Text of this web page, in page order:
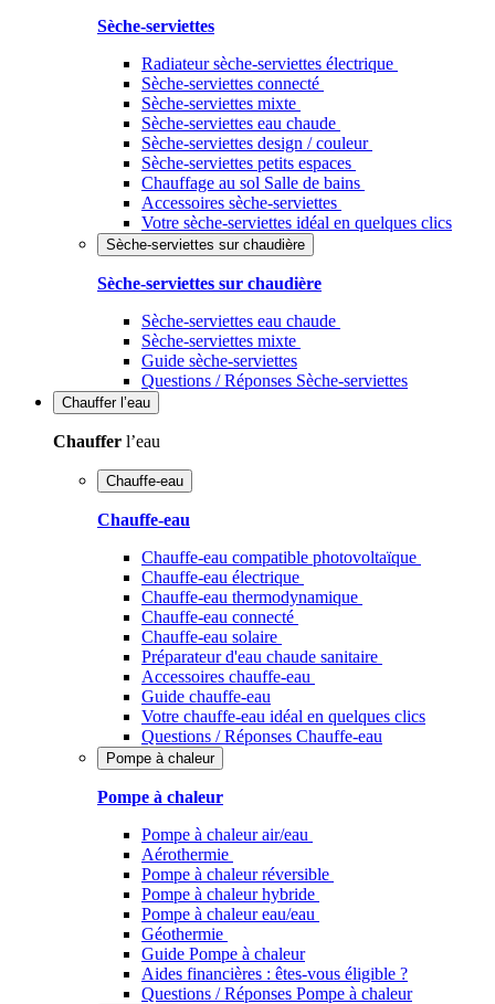
Sèche-serviettes
Radiateur sèche-serviettes électrique
Sèche-serviettes connecté
Sèche-serviettes mixte
Sèche-serviettes eau chaude
Sèche-serviettes design / couleur
Sèche-serviettes petits espaces
Chauffage au sol Salle de bains
Accessoires sèche-serviettes
Votre sèche-serviettes idéal en quelques clics
Sèche-serviettes sur chaudière
Sèche-serviettes sur chaudière
Sèche-serviettes eau chaude
Sèche-serviettes mixte
Guide sèche-serviettes
Questions / Réponses Sèche-serviettes
Chauffer l’eau
Chauffer l’eau
Chauffe-eau
Chauffe-eau
Chauffe-eau compatible photovoltaïque
Chauffe-eau électrique
Chauffe-eau thermodynamique
Chauffe-eau connecté
Chauffe-eau solaire
Préparateur d'eau chaude sanitaire
Accessoires chauffe-eau
Guide chauffe-eau
Votre chauffe-eau idéal en quelques clics
Questions / Réponses Chauffe-eau
Pompe à chaleur
Pompe à chaleur
Pompe à chaleur air/eau
Aérothermie
Pompe à chaleur réversible
Pompe à chaleur hybride
Pompe à chaleur​ eau/eau
Géothermie
Guide Pompe à chaleur
Aides financières : êtes-vous éligible ?
Questions / Réponses Pompe à chaleur